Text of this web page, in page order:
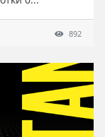
892